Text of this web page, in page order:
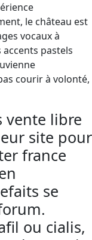
le château est
vocaux à
pastels
courir à volonté,
vente libre
site pour
france
se
ou cialis,